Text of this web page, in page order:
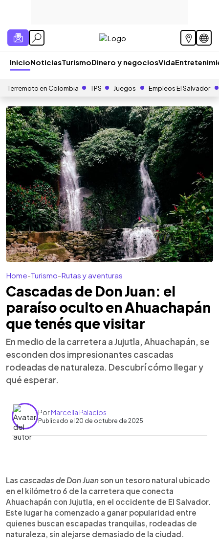
InicioNoticiasTurismoDinero y negociosVida
Terremoto en Colombia TPS Juegos Empleos El Salvador
Home-Turismo-Rutas y aventuras
Cascadas de Don Juan: el
paraíso oculto en Ahuachapán
que tenés que visitar
En medio de la carretera a Jujutla, Ahuachapán, se
esconden dos impresionantes cascadas
rodeadas de naturaleza. Descubrí cómo llegar y
qué esperar.
PorMarcella Palacios
Publicado el 20 de octubre de 2025
Escuchar artículo
En las montañas de Ahuachapán, sobre la
carretera hacia Jujutla, se esconden las cascadas
de Don Juan: un destino natural ideal para quienes
buscan aventura y tranquilidad. A solo 10 minutos
de caminata desde la vía principal, estas caídas
de agua de 30 metros forman pozas perfectas
para refrescarse. La entrada cuesta $3 y el
Las cascadas de Don Juanson un tesoro natural ubicado
en el kilómetro 6 de la carretera que conecta
Ahuachapán con Jujutla, en el occidente de El Salvador.
Este lugar ha comenzado a ganar popularidad entre
quienes buscan escapadas tranquilas, rodeadas de
naturaleza, sin alejarse demasiado de la ciudad.